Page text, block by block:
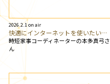
2026.2.1 on air
快適にインターネットを使いたい…
時短家事コーディネーターの本多真弓さ
ん